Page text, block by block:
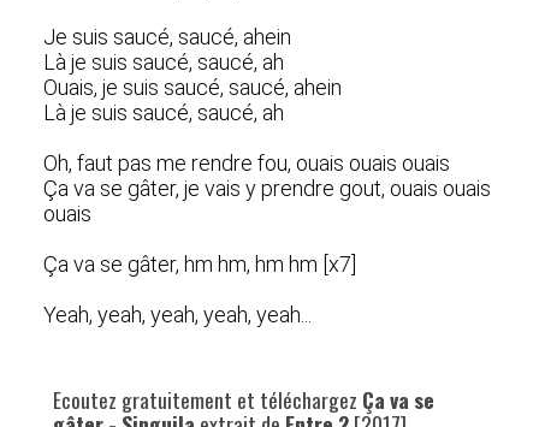
Je suis saucé, saucé, ahein
Là je suis saucé, saucé, ah
Ouais, je suis saucé, saucé, ahein
Là je suis saucé, saucé, ah
Oh, faut pas me rendre fou, ouais ouais ouais
Ça va se gâter, je vais y prendre gout, ouais ouais
ouais
Ça va se gâter, hm hm, hm hm [x7]
Yeah, yeah, yeah, yeah, yeah...
Ecoutez gratuitement et téléchargez Ça va se